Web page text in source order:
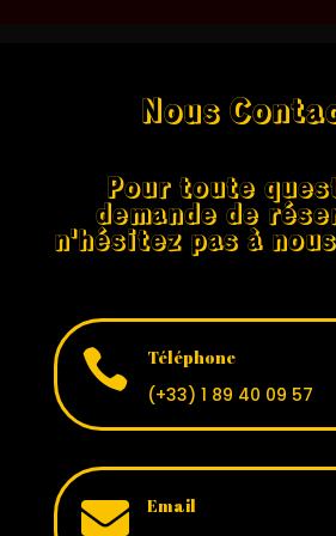
Nous
Pour toute
demande de
n'hésitez pas à
 Téléphone
(+33) 1 89 40 09 57
 Email